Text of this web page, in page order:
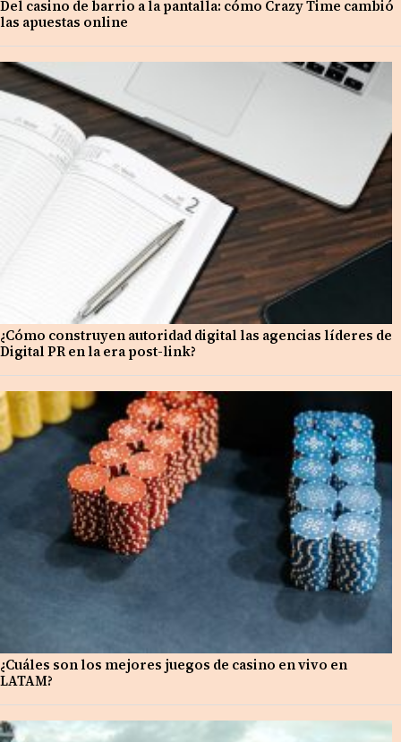
Del casino de barrio a la pantalla: cómo Crazy Time cambió
las apuestas online
¿Cómo construyen autoridad digital las agencias líderes de
Digital PR en la era post-link?
¿Cuáles son los mejores juegos de casino en vivo en
LATAM?